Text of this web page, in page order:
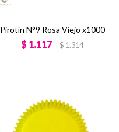
Pirotín N°9 Rosa Viejo x1000
$ 1.117 $1.314